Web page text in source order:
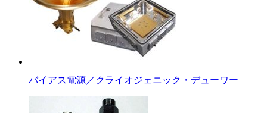
バイアス電源／クライオジェニック・デューワー